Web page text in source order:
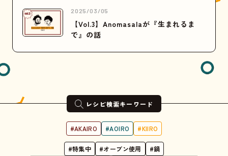
2025/03/05
【Vol.3】Anomasalaが『生まれるま
で』の話
レシピ検索キーワード
#AKAIRO #AOIRO #KIIRO
#特集中 #オーブン使用
#鍋